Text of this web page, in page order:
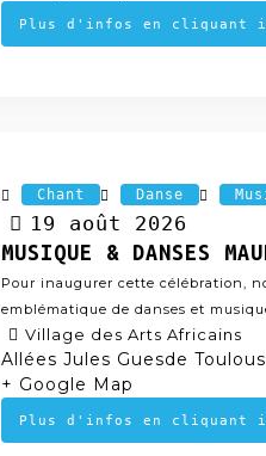
Plus d'infos en cliquant
Chant Danse
19 août
2026
MUSIQUE & DANSES
Pour inaugurer cette célébration,
emblématique de danses et
Village des Arts Africains
Allées Jules Guesde
+ Google Map
Plus d'infos en cliquant